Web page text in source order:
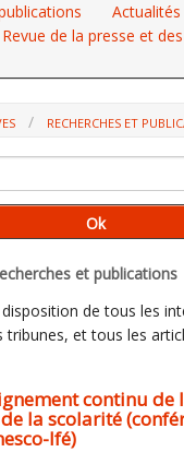
Actualités
Revue de la presse et
RECHERCHES ET
DE CONSENSUS,
et publications
de tous les
tribunes, et tous les
continu de
la scolarité
Ifé)